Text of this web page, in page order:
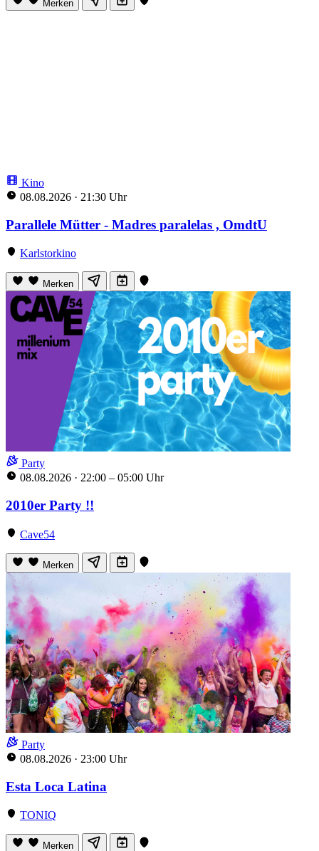
Merken
Kino
08.08.2026 · 21:30 Uhr
Parallele Mütter - Madres paralelas , OmdtU
Karlstorkino
Merken
Party
08.08.2026 · 22:00 – 05:00 Uhr
2010er Party !!
Cave54
Merken
Party
08.08.2026 · 23:00 Uhr
Esta Loca Latina
TONIQ
Merken